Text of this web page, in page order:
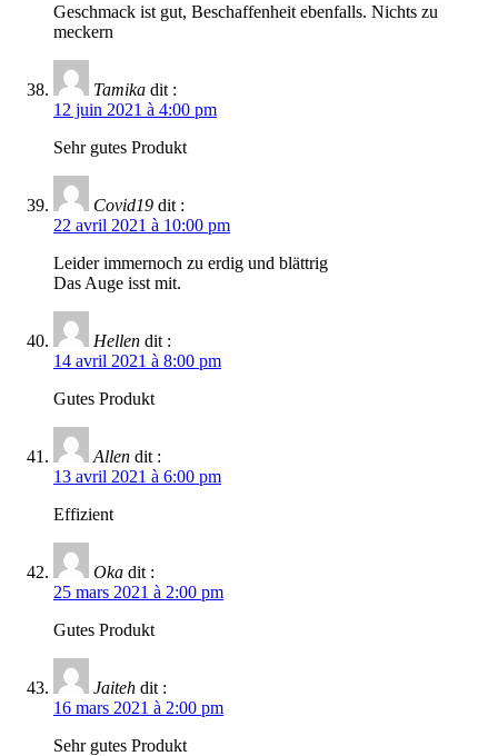
Geschmack ist gut, Beschaffenheit ebenfalls. Nichts zu
meckern
Tamika dit :
12 juin 2021 à 4:00 pm
Sehr gutes Produkt
Covid19 dit :
22 avril 2021 à 10:00 pm
Leider immernoch zu erdig und blättrig
Das Auge isst mit.
Hellen dit :
14 avril 2021 à 8:00 pm
Gutes Produkt
Allen dit :
13 avril 2021 à 6:00 pm
Effizient
Oka dit :
25 mars 2021 à 2:00 pm
Gutes Produkt
Jaiteh dit :
16 mars 2021 à 2:00 pm
Sehr gutes Produkt